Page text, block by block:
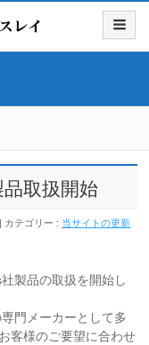
取扱開始
カテゴリー : 当サイトの更新
製品の取扱を開始し
門メーカーとして多
客様のご要望に合わせ